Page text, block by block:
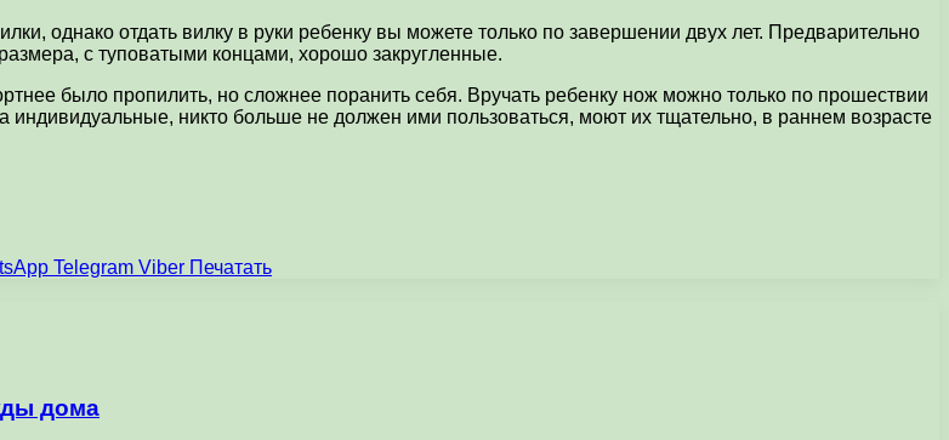
однако отдать вилку в руки ребенку вы можете только по завершении двух лет. Предварительно
с туповатыми концами, хорошо закругленные.
было пропилить, но сложнее поранить себя. Вручать ребенку нож можно только по прошествии
никто больше не должен ими пользоваться, моют их тщательно, в раннем возрасте
Telegram Viber Печатать
дома